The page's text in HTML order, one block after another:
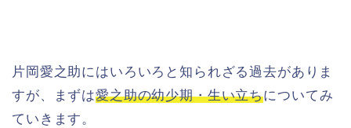
片岡愛之助にはいろいろと知られざる過去がありま
すが、まずは愛之助の幼少期・生い立ちについてみ
ていきます。